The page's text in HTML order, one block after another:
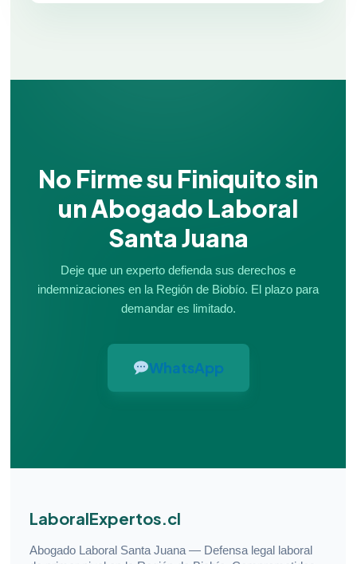
No Firme su Finiquito sin
un Abogado Laboral
Santa Juana
Deje que un experto defienda sus derechos e
indemnizaciones en la Región de Biobío. El plazo para
demandar es limitado.
WhatsApp
LaboralExpertos.cl
Abogado Laboral Santa Juana — Defensa legal laboral